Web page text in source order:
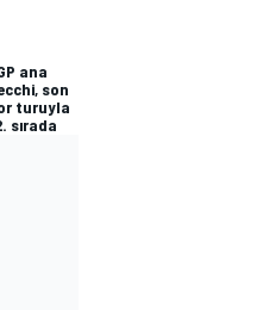
ana
son
turuyla
sırada